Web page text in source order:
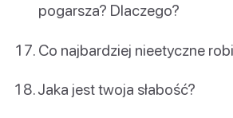
pogarsza? Dlaczego?
Co najbardziej nieetyczne
Jaka jest twoja słabość?